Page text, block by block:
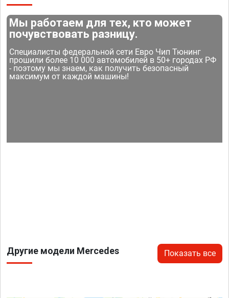
Мы работаем для тех, кто может
почувствовать разницу.
Специалисты федеральной сети Евро Чип Тюнинг
прошили более 10 000 автомобилей в 50+ городах РФ
- поэтому мы знаем, как получить безопасный
максимум от каждой машины!
Другие модели Mercedes Показать все